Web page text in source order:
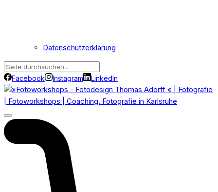
Datenschutzerklärung
Facebook Instagram LinkedIn